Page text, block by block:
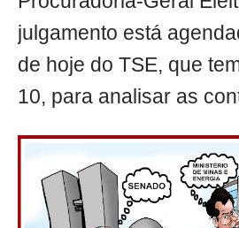
julgamento está
de hoje do TSE, que
10, para analisar as